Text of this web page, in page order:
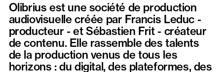
Olibrius est une société de production
audiovisuelle créée par Francis Leduc -
producteur - et Sébastien Frit - créateur
de contenu. Elle rassemble des talents
de la production venus de tous les
horizons : du digital, des plateformes, des